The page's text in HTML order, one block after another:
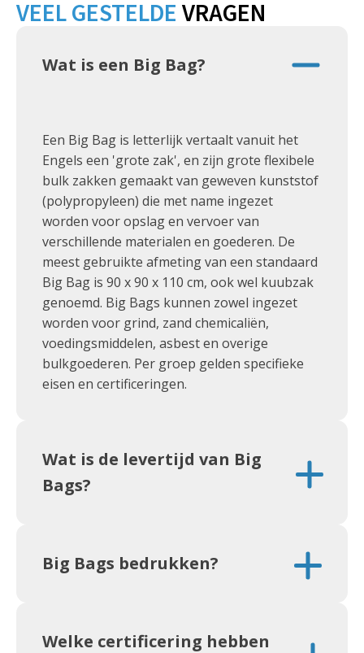
VEEL GESTELDEVRAGEN
Wat is een Big Bag?
Een Big Bag is letterlijk vertaalt vanuit het
Engels een 'grote zak', en zijn grote flexibele
bulk zakken gemaakt van geweven kunststof
(polypropyleen) die met name ingezet
worden voor opslag en vervoer van
verschillende materialen en goederen. De
meest gebruikte afmeting van een standaard
Big Bag is 90 x 90 x 110 cm, ook wel kuubzak
genoemd. Big Bags kunnen zowel ingezet
worden voor grind, zand chemicaliën,
voedingsmiddelen, asbest en overige
bulkgoederen. Per groep gelden specifieke
eisen en certificeringen.
Wat is de levertijd van Big
Bags?
Big Bags bedrukken?
Welke certificering hebben